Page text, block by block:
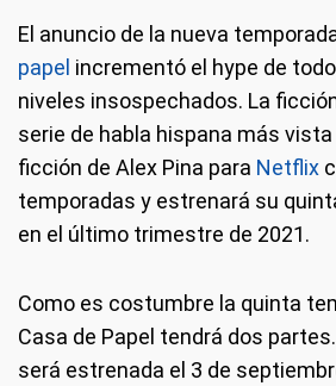
El anuncio de la nueva
papel incrementó el hype de
niveles insospechados. La
serie de habla hispana más vista
ficción de Alex Pina para Netflix
temporadas y estrenará su
en el último trimestre de 2021.
Como es costumbre la quinta
Casa de Papel tendrá dos
será estrenada el 3 de